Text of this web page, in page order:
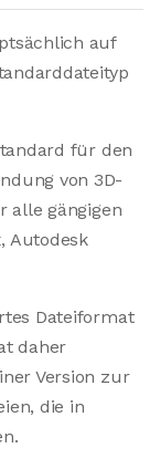
auf
für den
von 3D-
alle gängigen
Autodesk
Dateiformat
daher
Version zur
die in